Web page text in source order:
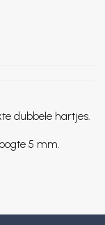
dubbele hartjes.
5 mm.